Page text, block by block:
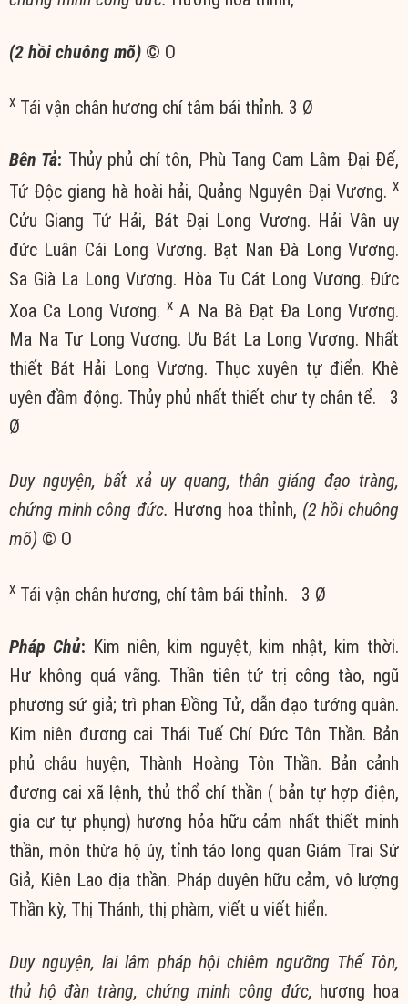
(2 hồi chuông mõ) © Ο
x Tái vận chân hương chí tâm bái thỉnh. 3 Ø
Bên Tả: Thủy phủ chí tôn, Phù Tang Cam Lâm Đại Đế,
Tứ Độc giang hà hoài hải, Quảng Nguyên Đại Vương. x
Cửu Giang Tứ Hải, Bát Đại Long Vương. Hải Vân uy
đức Luân Cái Long Vương. Bạt Nan Đà Long Vương.
Sa Già La Long Vương. Hòa Tu Cát Long Vương. Đức
Xoa Ca Long Vương.x A Na Bà Đạt Đa Long Vương.
Ma Na Tư Long Vương. Ưu Bát La Long Vương. Nhất
thiết Bát Hải Long Vương. Thục xuyên tự điển. Khê
uyên đầm động. Thủy phủ nhất thiết chư ty chân tể. 3
Ø
Duy nguyện, bất xả uy quang, thân giáng đạo tràng,
chứng minh công đức. Hương hoa thỉnh, (2 hồi chuông
mõ) © Ο
x Tái vận chân hương, chí tâm bái thỉnh. 3 Ø
Pháp Chủ: Kim niên, kim nguyệt, kim nhật, kim thời.
Hư không quá vãng. Thần tiên tứ trị công tào, ngũ
phương sứ giả; trì phan Đồng Tử, dẫn đạo tướng quân.
Kim niên đương cai Thái Tuế Chí Đức Tôn Thần. Bản
phủ châu huyện, Thành Hoàng Tôn Thần. Bản cảnh
đương cai xã lệnh, thủ thổ chí thần ( bản tự hợp điện,
gia cư tự phụng) hương hỏa hữu cảm nhất thiết minh
thần, môn thừa hộ úy, tỉnh táo long quan Giám Trai Sứ
Giả, Kiên Lao địa thần. Pháp duyên hữu cảm, vô lượng
Thần kỳ, Thị Thánh, thị phàm, viết u viết hiển.
Duy nguyện, lai lâm pháp hội chiêm ngưỡng Thế Tôn,
thủ hộ đàn tràng, chứng minh công đức, hương hoa